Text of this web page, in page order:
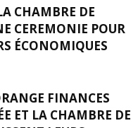
CHAMBRE DE
CEREMONIE POUR
ÉCONOMIQUES
FINANCES
ET LA CHAMBRE DE